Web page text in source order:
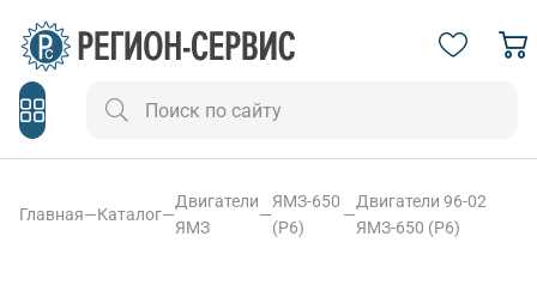
Главная—Каталог—
Двигатели
ЯМЗ
—
ЯМЗ-650
(Р6)
—
Двигатели 96-02
ЯМЗ-650 (Р6)